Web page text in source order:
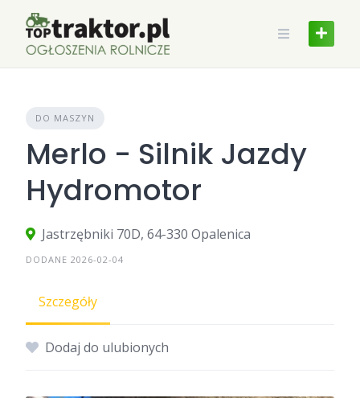
content
DO MASZYN
Merlo - Silnik Jazdy
Hydromotor
Jastrzębniki 70D, 64-330 Opalenica
DODANE 2026-02-04
Szczegóły
Dodaj do ulubionych